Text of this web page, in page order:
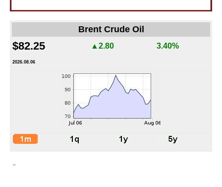
Brent Crude Oil
$82.25 ▲2.80 3.40%
2026.08.06
-